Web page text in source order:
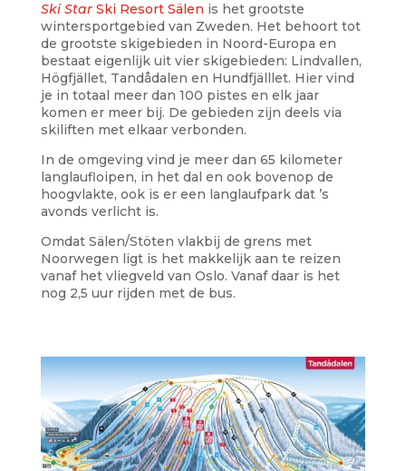
Ski StarSki Resort Sälen is het grootste
wintersportgebied van Zweden. Het behoort tot
de grootste skigebieden in Noord-Europa en
bestaat eigenlijk uit vier skigebieden: Lindvallen,
Högfjället, Tandådalen en Hundfjälllet. Hier vind
je in totaal meer dan 100 pistes en elk jaar
komen er meer bij. De gebieden zijn deels via
skiliften met elkaar verbonden.
In de omgeving vind je meer dan 65 kilometer
langlaufloipen, in het dal en ook bovenop de
hoogvlakte, ook is er een langlaufpark dat ’s
avonds verlicht is.
Omdat Sälen/Stöten vlakbij de grens met
Noorwegen ligt is het makkelijk aan te reizen
vanaf het vliegveld van Oslo. Vanaf daar is het
nog 2,5 uur rijden met de bus.